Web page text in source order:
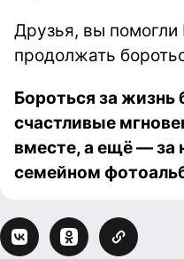
Друзья, вы помогли
продолжать
Бороться за жизнь
счастливые
вместе, а ещё — за
семейном